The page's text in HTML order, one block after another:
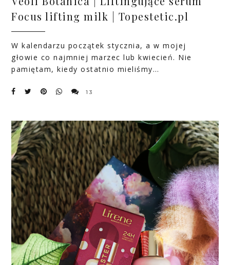
Focus lifting milk | Topestetic.pl
W kalendarzu początek stycznia, a w mojej
głowie co najmniej marzec lub kwiecień. Nie
pamiętam, kiedy ostatnio mieliśmy…
13